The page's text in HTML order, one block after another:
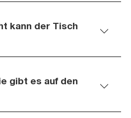
kann der Tisch
gibt es auf den